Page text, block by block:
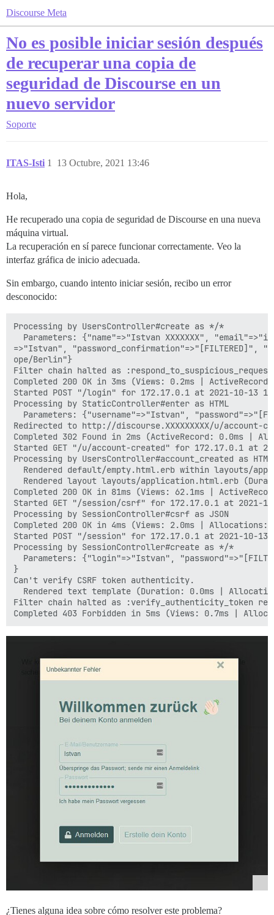
Discourse Meta
No es posible iniciar sesión después
de recuperar una copia de
seguridad de Discourse en un
nuevo servidor
Soporte
ITAS-Isti 13 Octubre, 2021 13:46
1
Hola,
He recuperado una copia de seguridad de Discourse en una nueva
máquina virtual.
La recuperación en sí parece funcionar correctamente. Veo la
interfaz gráfica de inicio adecuada.
Sin embargo, cuando intento iniciar sesión, recibo un error
desconocido:
Processing by UsersController#create as */*
Parameters: {"name"=>"Istvan XXXXXXX",
=>"Istvan", "password_confirmation"=>"[FILTERED]",
ope/Berlin"}
Filter chain halted as
Completed 200 OK in 3ms (Views: 0.2ms |
Started POST "/login" for 172.17.0.1 at 2021-10-13
Processing by StaticController#enter as HTML
Parameters: {"username"=>"Istvan",
Redirected to http://discourse.XXXXXXXXX/u/account-
Completed 302 Found in 2ms (ActiveRecord: 0.0ms |
Started GET "/u/account-created" for 172.17.0.1 at
Processing by UsersController#account_created as HTML
Rendered default/empty.html.erb within layouts/
Rendered layout layouts/application.html.erb
Completed 200 OK in 81ms (Views: 62.1ms |
Started GET "/session/csrf" for 172.17.0.1 at 2021-
Processing by SessionController#csrf as JSON
Completed 200 OK in 4ms (Views: 2.0ms | Allocations:
Started POST "/session" for 172.17.0.1 at 2021-10-13
Processing by SessionController#create as */*
Parameters: {"login"=>"Istvan",
}
Can't verify CSRF token authenticity.
Rendered text template (Duration: 0.0ms |
Filter chain halted as :verify_authenticity_token
¿Tienes alguna idea sobre cómo resolver este problema?